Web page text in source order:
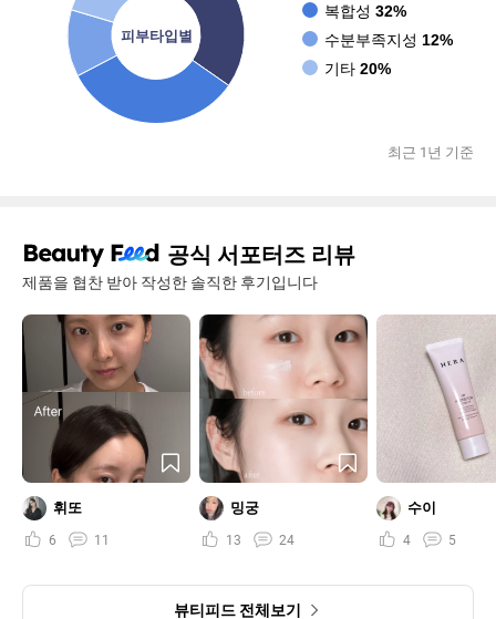
피부타입별
복합성 32%
수분부족지성 12%
기타 20%
최근 1년 기준
공식 서포터즈 리뷰
제품을 협찬 받아 작성한 솔직한 후기입니다
휘또
6 11
밍궁
13 24
수이
4 5
뷰티피드 전체보기